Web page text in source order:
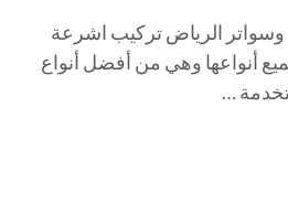
الرياض تركيب اشرعة
أنواعها وهي من أفضل أنواع
…